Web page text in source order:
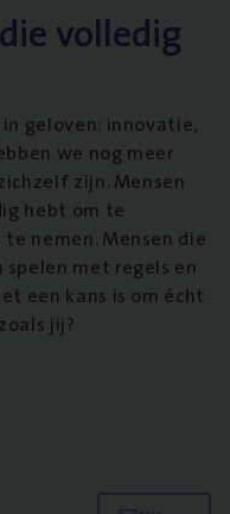
volledig
geloven: innovatie,
we nog meer
zijn. Mensen
hebt om te
nemen. Mensen die
met regels en
een kans is om écht
jij?